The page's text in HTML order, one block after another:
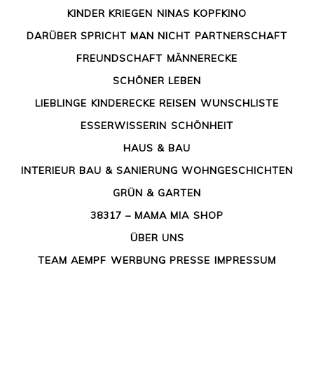
KINDER KRIEGEN NINAS KOPFKINO
DARÜBER SPRICHT MAN NICHT PARTNERSCHAFT
FREUNDSCHAFT MÄNNERECKE
SCHÖNER LEBEN
LIEBLINGE KINDERECKE REISEN WUNSCHLISTE
ESSERWISSERIN SCHÖNHEIT
HAUS & BAU
INTERIEUR BAU & SANIERUNG WOHNGESCHICHTEN
GRÜN & GARTEN
38317 – MAMA MIA SHOP
ÜBER UNS
TEAM AEMPF WERBUNG PRESSE IMPRESSUM
Im Auto, auf dem Wasser,
oder in mini – alternatives
Was ist eigentlich „alternatives Wohnen“? „Normales
Wohnen“ entspricht jedenfalls dem, was sich die
gekauften Wohnung oder einem Haus vorstellen.
„Alternatives Wohnen“ bezeichnet die Wohnformen,
die sich von dieser in unserer Gesellschaft normierten